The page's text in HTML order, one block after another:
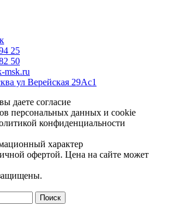
25
50
msk.ru
ул Верейская 29Ас1
даете согласие
персональных данных и cookie
конфиденциальности
характер
офертой. Цена на сайте может
Поиск